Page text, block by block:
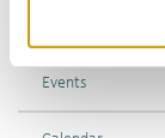
Events